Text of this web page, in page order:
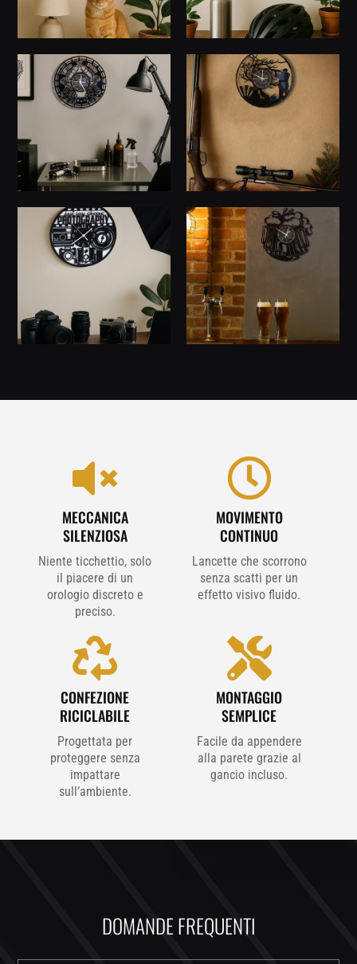

MECCANICA
SILENZIOSA
Niente ticchettio, solo
il piacere di un
orologio discreto e
preciso.

MOVIMENTO
CONTINUO
Lancette che scorrono
senza scatti per un
effetto visivo fluido.

CONFEZIONE
RICICLABILE
Progettata per
proteggere senza
impattare
sull’ambiente.

MONTAGGIO
SEMPLICE
Facile da appendere
alla parete grazie al
gancio incluso.
DOMANDE FREQUENTI